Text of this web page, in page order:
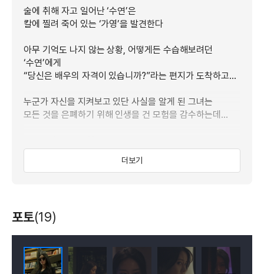
술에 취해 자고 일어난 ‘수연’은
칼에 찔려 죽어 있는 ‘가영’을 발견한다
아무 기억도 나지 않는 상황, 어떻게든 수습해보려던
‘수연’에게
“당신은 배우의 자격이 있습니까?”라는 편지가 도착하고…
누군가 자신을 지켜보고 있단 사실을 알게 된 그녀는
모든 것을 은폐하기 위해 인생을 건 모험을 감수하는데…
지금껏 참아왔던 그녀의 분노가 폭발한다!
더보기
포토(19)